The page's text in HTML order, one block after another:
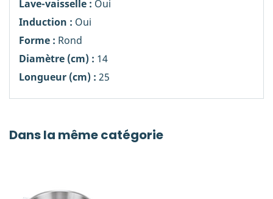
Lave-vaisselle : Oui
Induction : Oui
Forme : Rond
Diamètre (cm) : 14
Longueur (cm) : 25
Dans la même catégorie